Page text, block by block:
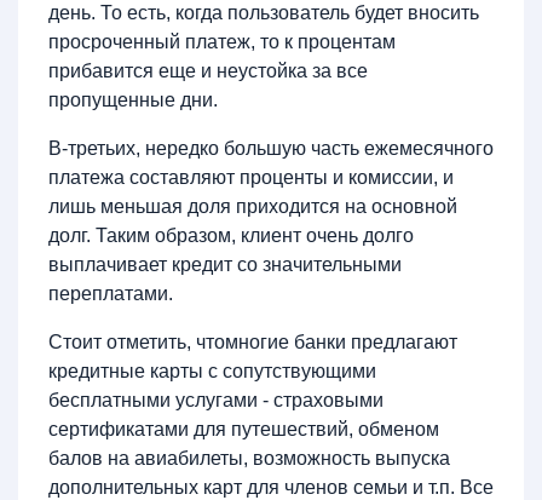
день. То есть, когда пользователь будет вносить
просроченный платеж, то к процентам
прибавится еще и неустойка за все
пропущенные дни.
В-третьих, нередко большую часть ежемесячного
платежа составляют проценты и комиссии, и
лишь меньшая доля приходится на основной
долг. Таким образом, клиент очень долго
выплачивает кредит со значительными
переплатами.
Стоит отметить, чтомногие банки предлагают
кредитные карты с сопутствующими
бесплатными услугами - страховыми
сертификатами для путешествий, обменом
балов на авиабилеты, возможность выпуска
дополнительных карт для членов семьи и т.п. Все